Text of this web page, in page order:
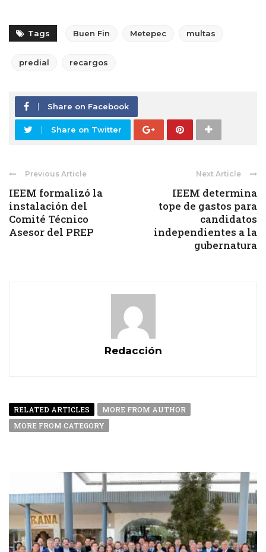
Tags Buen Fin Metepec multas
predial recargos
Share on Facebook
Share on Twitter
Previous Article
IEEM formalizó la
instalación del
Comité Técnico
Asesor del PREP
Next Article
IEEM determina
tope de gastos para
candidatos
independientes a la
gubernatura
Redacción
RELATED ARTICLES
MORE FROM AUTHOR
MORE FROM CATEGORY